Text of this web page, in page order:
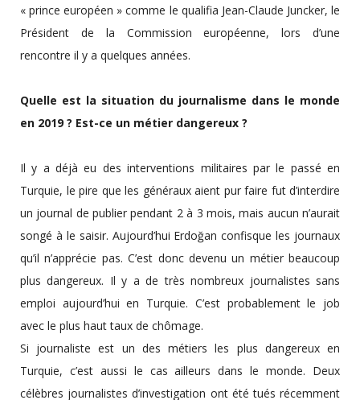
« prince européen » comme le qualifia Jean-Claude Juncker, le
Président de la Commission européenne, lors d’une
rencontre il y a quelques années.
Quelle est la situation du journalisme dans le monde
en 2019 ? Est-ce un métier dangereux ?
Il y a déjà eu des interventions militaires par le passé en
Turquie, le pire que les généraux aient pur faire fut d’interdire
un journal de publier pendant 2 à 3 mois, mais aucun n’aurait
songé à le saisir. Aujourd’hui Erdoğan confisque les journaux
qu’il n’apprécie pas. C’est donc devenu un métier beaucoup
plus dangereux. Il y a de très nombreux journalistes sans
emploi aujourd’hui en Turquie. C’est probablement le job
avec le plus haut taux de chômage.
Si journaliste est un des métiers les plus dangereux en
Turquie, c’est aussi le cas ailleurs dans le monde. Deux
célèbres journalistes d’investigation ont été tués récemment